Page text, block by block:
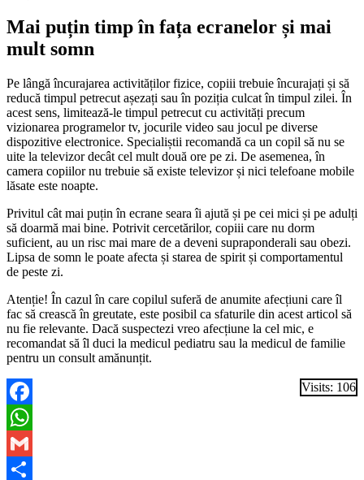
Mai puțin timp în fața ecranelor și mai
mult somn
Pe lângă încurajarea activităților fizice, copiii trebuie încurajați și să
reducă timpul petrecut așezați sau în poziția culcat în timpul zilei. În
acest sens, limitează-le timpul petrecut cu activități precum
vizionarea programelor tv, jocurile video sau jocul pe diverse
dispozitive electronice. Specialiștii recomandă ca un copil să nu se
uite la televizor decât cel mult două ore pe zi. De asemenea, în
camera copiilor nu trebuie să existe televizor și nici telefoane mobile
lăsate este noapte.
Privitul cât mai puțin în ecrane seara îi ajută și pe cei mici și pe adulți
să doarmă mai bine. Potrivit cercetărilor, copiii care nu dorm
suficient, au un risc mai mare de a deveni supraponderali sau obezi.
Lipsa de somn le poate afecta și starea de spirit și comportamentul
de peste zi.
Atenție! În cazul în care copilul suferă de anumite afecțiuni care îl
fac să crească în greutate, este posibil ca sfaturile din acest articol să
nu fie relevante. Dacă suspectezi vreo afecțiune la cel mic, e
recomandat să îl duci la medicul pediatru sau la medicul de familie
pentru un consult amănunțit.
Visits: 106
Facebook
WhatsApp
Gmail